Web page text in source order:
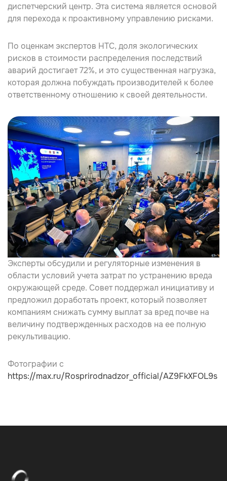
диспетчерский центр. Эта система является основой
для перехода к проактивному управлению рисками.
По оценкам экспертов НТС, доля экологических
рисков в стоимости распределения последствий
аварий достигает 72%, и это существенная нагрузка,
которая должна побуждать производителей к более
ответственному отношению к своей деятельности.
Эксперты обсудили и регуляторные изменения в
области условий учета затрат по устранению вреда
окружающей среде. Совет поддержал инициативу и
предложил доработать проект, который позволяет
компаниям снижать сумму выплат за вред почве на
величину подтвержденных расходов на ее полную
рекультивацию.
Фотографии с
https://max.ru/Rosprirodnadzor_official/AZ9FkXFOL9s